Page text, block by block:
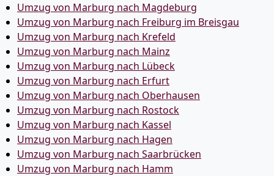
Umzug von Marburg nach Magdeburg
Umzug von Marburg nach Freiburg im Breisgau
Umzug von Marburg nach Krefeld
Umzug von Marburg nach Mainz
Umzug von Marburg nach Lübeck
Umzug von Marburg nach Erfurt
Umzug von Marburg nach Oberhausen
Umzug von Marburg nach Rostock
Umzug von Marburg nach Kassel
Umzug von Marburg nach Hagen
Umzug von Marburg nach Saarbrücken
Umzug von Marburg nach Hamm